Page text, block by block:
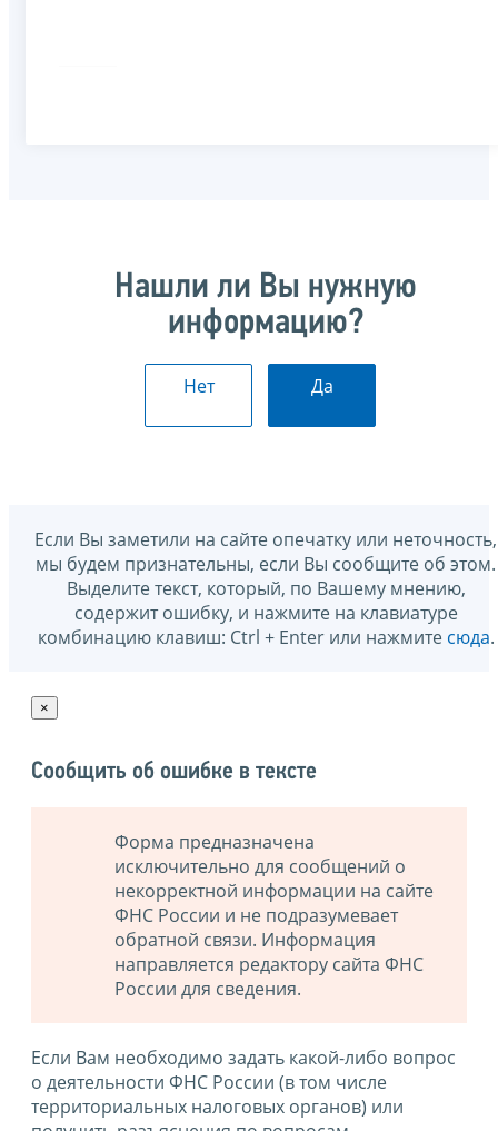
Нашли ли Вы нужную
информацию?
Нет Да
Если Вы заметили на сайте опечатку или неточность,
мы будем признательны, если Вы сообщите об этом.
Выделите текст, который, по Вашему мнению,
содержит ошибку, и нажмите на клавиатуре
комбинацию клавиш: Ctrl + Enter или нажмите сюда.
×
Сообщить об ошибке в тексте
Форма предназначена
исключительно для сообщений о
некорректной информации на сайте
ФНС России и не подразумевает
обратной связи. Информация
направляется редактору сайта ФНС
России для сведения.
Если Вам необходимо задать какой-либо вопрос
о деятельности ФНС России (в том числе
территориальных налоговых органов) или